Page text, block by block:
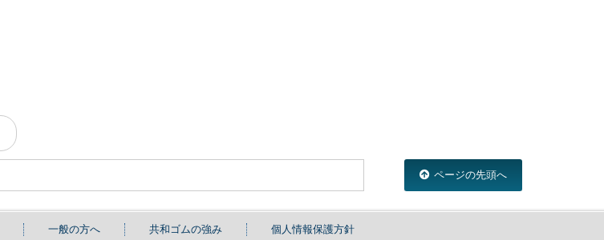
ページの先頭へ
一般の方へ 共和ゴムの強み 個人情報保護方針